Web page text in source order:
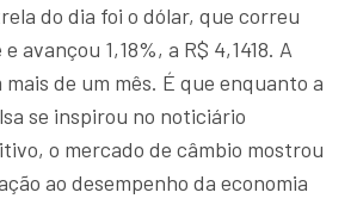
do dia foi o dólar, que correu
avançou 1,18%, a R$ 4,1418. A
de um mês. É que enquanto a
se inspirou no noticiário
o mercado de câmbio mostrou
ao desempenho da economia